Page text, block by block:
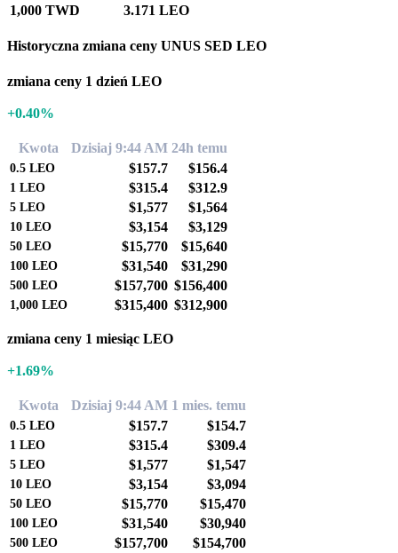
1,000 TWD
3.171 LEO
Historyczna zmiana ceny UNUS SED LEO
zmiana ceny 1 dzień LEO
+0.40%
Kwota Dzisiaj 9:44 AM 24h temu
0.5 LEO $157.7 $156.4
1 LEO $315.4 $312.9
5 LEO $1,577 $1,564
10 LEO $3,154 $3,129
50 LEO $15,770 $15,640
100 LEO $31,540 $31,290
500 LEO $157,700 $156,400
1,000 LEO $315,400 $312,900
zmiana ceny 1 miesiąc LEO
+1.69%
Kwota Dzisiaj 9:44 AM 1 mies. temu
0.5 LEO $157.7 $154.7
1 LEO $315.4 $309.4
5 LEO $1,577 $1,547
10 LEO $3,154 $3,094
50 LEO $15,770 $15,470
100 LEO $31,540 $30,940
500 LEO $157,700 $154,700